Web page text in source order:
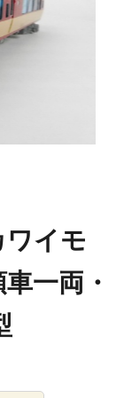
ワイモ
一両・